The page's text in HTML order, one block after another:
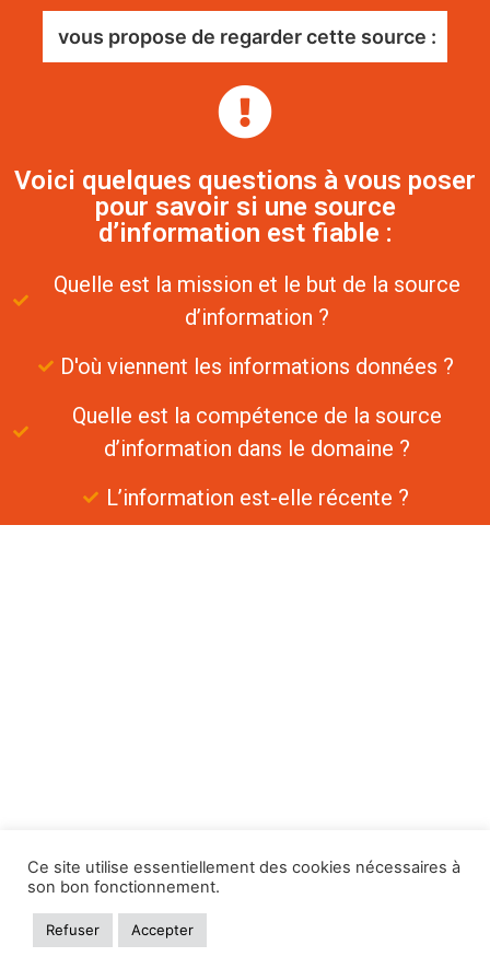
vous propose de regarder cette source :
Voici quelques questions à vous poser
pour savoir si une source
d’information est fiable :
Quelle est la mission et le but de la source
d’information ?
D'où viennent les informations données ?
Quelle est la compétence de la source
d’information dans le domaine ?
L’information est-elle récente ?
Ce site utilise essentiellement des cookies nécessaires à
son bon fonctionnement.
Refuser Accepter